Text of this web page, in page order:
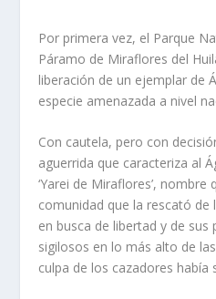
Por primera vez, el Parque
Páramo de Miraflores del
liberación de un ejemplar de
especie amenazada a nivel
Con cautela, pero con
aguerrida que caracteriza al
‘Yarei de Miraflores’, nombre
comunidad que la rescató de
en busca de libertad y de sus
sigilosos en lo más alto de
culpa de los cazadores había